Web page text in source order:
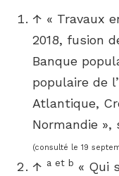
↑ « Travaux
2018, fusion
Banque
populaire de
Atlantique,
Normandie »,
(consulté le 19
↑ a et b « Qui